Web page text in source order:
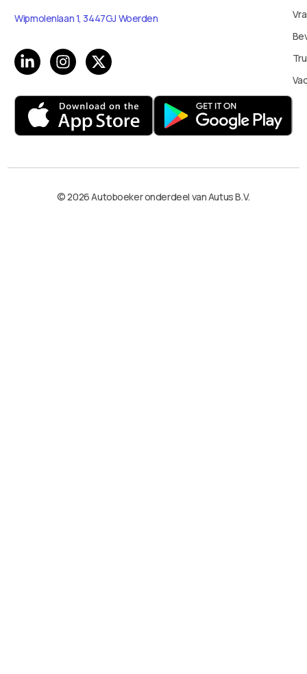
Wipmolenlaan 1, 3447GJ Woerden
© 2026 Autoboeker onderdeel van Autus B.V.